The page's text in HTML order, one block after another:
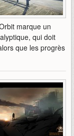
marque un
qui doit
que les progrès